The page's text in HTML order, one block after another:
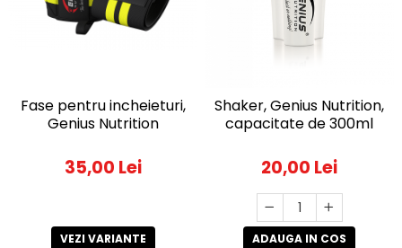
Fase pentru incheieturi,
Genius Nutrition
35,00 Lei
VEZI VARIANTE
Shaker, Genius Nutrition,
capacitate de 300ml
20,00 Lei
ADAUGA IN COS